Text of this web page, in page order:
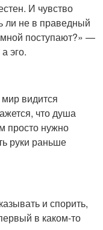
И чувство
ли не в праведный
поступают?» —
эго.
видится
что душа
просто нужно
руки раньше
и спорить,
в каком-то